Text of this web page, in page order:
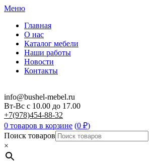
Меню
Главная
О нас
Каталог мебели
Наши работы
Новости
Контакты
info@bushel-mebel.ru
Вт-Вс c 10.00 до 17.00
+7(978)454-88-32
0 товаров в корзине (0 ₽)
Поиск товаров
×